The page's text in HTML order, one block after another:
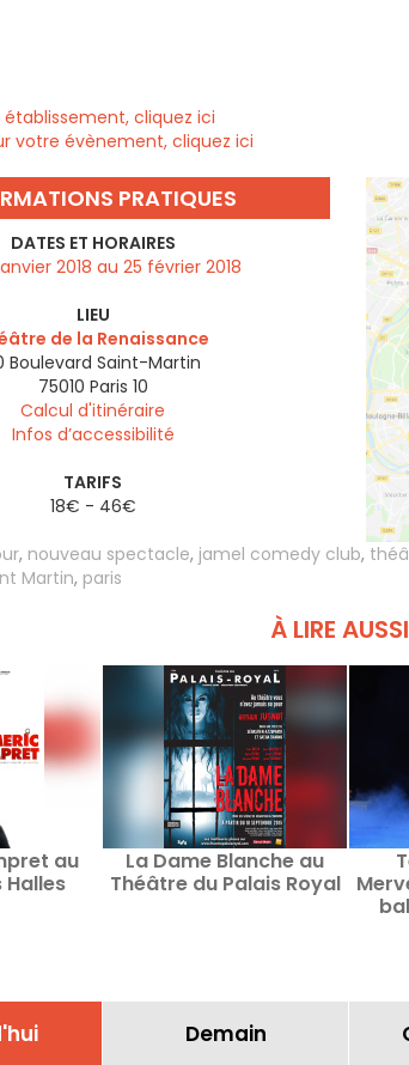
cliquez ici
votre évènement, cliquez ici
PRATIQUES
DATES ET HORAIRES
2018 au 25 février 2018
LIEU
de la Renaissance
Boulevard Saint-Martin
75010 Paris 10
Calcul d'itinéraire
Infos d’accessibilité
TARIFS
18€ - 46€
, nouveau spectacle, jamel comedy club,
Martin, paris
À LIRE
au
Halles
La Dame Blanche au
Théâtre du Palais Royal
Demain